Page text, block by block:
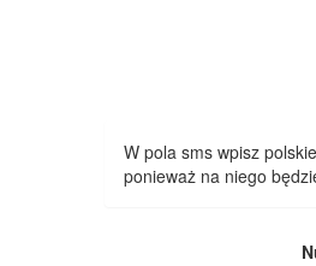
W pola sms wpisz
ponieważ na niego